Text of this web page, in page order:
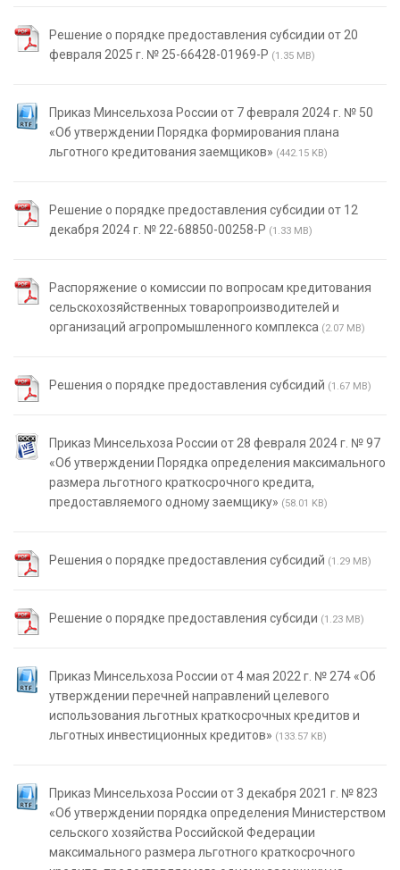
Решение о порядке предоставления субсидии от 20
февраля 2025 г. № 25-66428-01969-Р (1.35 MB)
Приказ Минсельхоза России от 7 февраля 2024 г. № 50
«Об утверждении Порядка формирования плана
льготного кредитования заемщиков» (442.15 KB)
Решение о порядке предоставления субсидии от 12
декабря 2024 г. № 22-68850-00258-Р (1.33 MB)
Распоряжение о комиссии по вопросам кредитования
сельскохозяйственных товаропроизводителей и
организаций агропромышленного комплекса (2.07 MB)
Решения о порядке предоставления субсидий (1.67 MB)
Приказ Минсельхоза России от 28 февраля 2024 г. № 97
«Об утверждении Порядка определения максимального
размера льготного краткосрочного кредита,
предоставляемого одному заемщику» (58.01 KB)
Решения о порядке предоставления субсидий (1.29 MB)
Решение о порядке предоставления субсиди (1.23 MB)
Приказ Минсельхоза России от 4 мая 2022 г. № 274 «Об
утверждении перечней направлений целевого
использования льготных краткосрочных кредитов и
льготных инвестиционных кредитов» (133.57 KB)
Приказ Минсельхоза России от 3 декабря 2021 г. № 823
«Об утверждении порядка определения Министерством
сельского хозяйства Российской Федерации
максимального размера льготного краткосрочного